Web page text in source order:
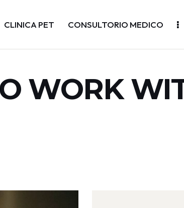
CLINICA PET CONSULTORIO MEDICO
WORK